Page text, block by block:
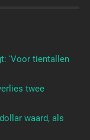
'Voor tientallen
twee
waard, als